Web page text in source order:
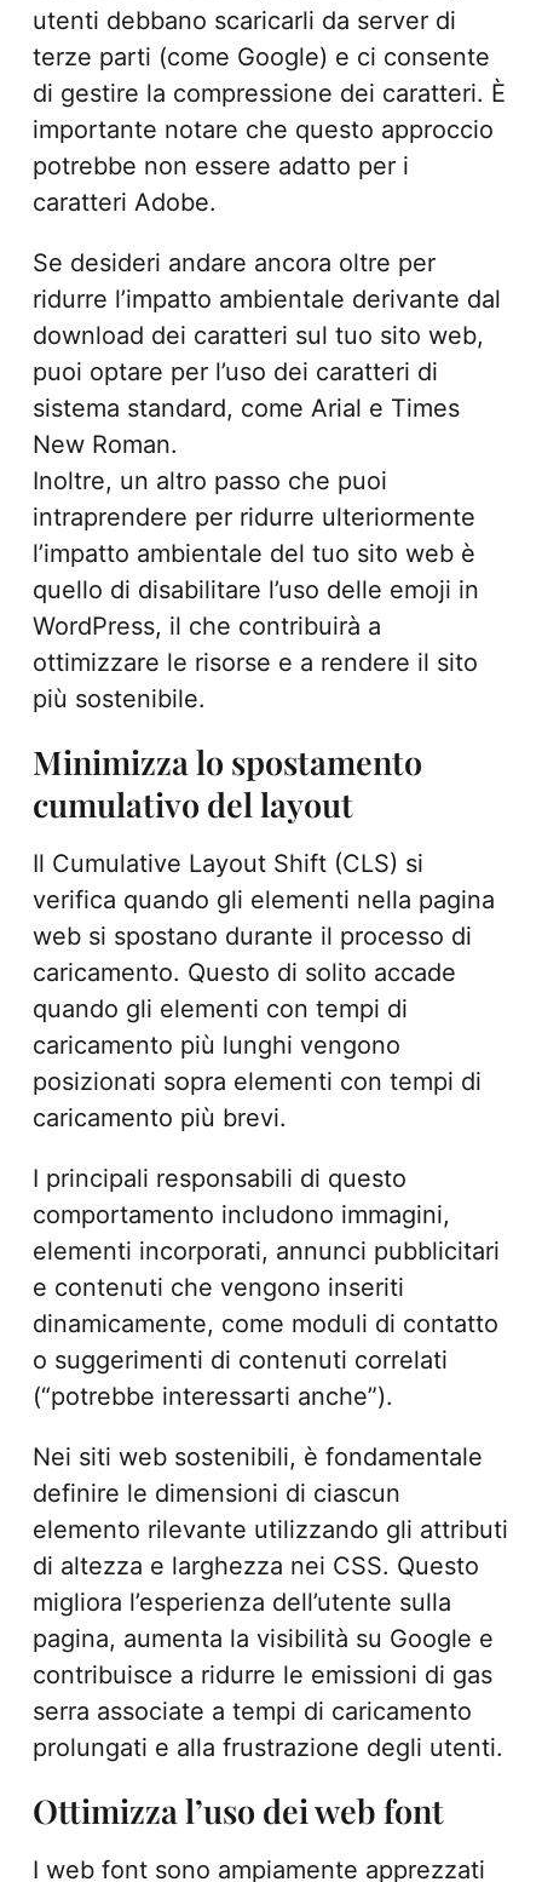
utenti debbano scaricarli da server di
terze parti (come Google) e ci consente
di gestire la compressione dei caratteri. È
importante notare che questo approccio
potrebbe non essere adatto per i
caratteri Adobe.
Se desideri andare ancora oltre per
ridurre l’impatto ambientale derivante dal
download dei caratteri sul tuo sito web,
puoi optare per l’uso dei caratteri di
sistema standard, come Arial e Times
New Roman.
Inoltre, un altro passo che puoi
intraprendere per ridurre ulteriormente
l’impatto ambientale del tuo sito web è
quello di disabilitare l’uso delle emoji in
WordPress, il che contribuirà a
ottimizzare le risorse e a rendere il sito
più sostenibile.
Minimizza lo spostamento
cumulativo del layout
Il Cumulative Layout Shift (CLS) si
verifica quando gli elementi nella pagina
web si spostano durante il processo di
caricamento. Questo di solito accade
quando gli elementi con tempi di
caricamento più lunghi vengono
posizionati sopra elementi con tempi di
caricamento più brevi.
I principali responsabili di questo
comportamento includono immagini,
elementi incorporati, annunci pubblicitari
e contenuti che vengono inseriti
dinamicamente, come moduli di contatto
o suggerimenti di contenuti correlati
(“potrebbe interessarti anche”).
Nei siti web sostenibili, è fondamentale
definire le dimensioni di ciascun
elemento rilevante utilizzando gli attributi
di altezza e larghezza nei CSS. Questo
migliora l’esperienza dell’utente sulla
pagina, aumenta la visibilità su Google e
contribuisce a ridurre le emissioni di gas
serra associate a tempi di caricamento
prolungati e alla frustrazione degli utenti.
Ottimizza l’uso dei web font
I web font sono ampiamente apprezzati